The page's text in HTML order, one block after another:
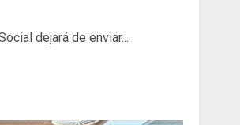
dejará de enviar...